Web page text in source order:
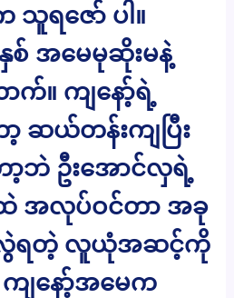
သူရဇော် ပါ။
အမေမုဆိုးမနဲ့
က်။ ကျနော့်ရဲ့
ဆယ်တန်းကျပြီး
ဦးအောင်လှရဲ့
ထဲ အလုပ်ဝင်တာ အခု
လွဲရတဲ့ လူယုံအဆင့်ကို
ကျနော့်အမေက